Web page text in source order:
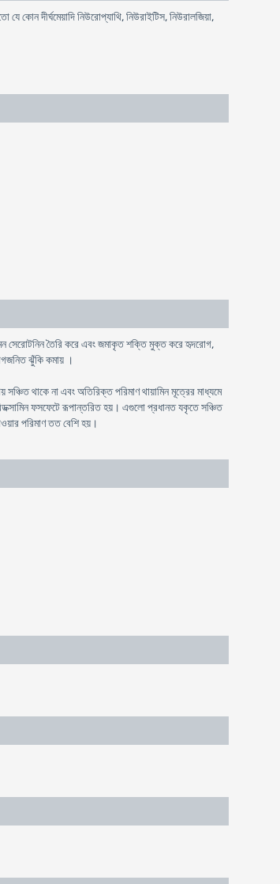
যে কোন দীর্ঘমেয়াদি নিউরোপ্যাথি, নিউরাইটিস, নিউরালজিয়া,
সেরোটনিন তৈরি করে এবং জমাকৃত শক্তি মুক্ত করে হৃদরোগ,
ঝুঁকি কমায় ।
থাকে না এবং অতিরিক্ত পরিমাণ থায়ামিন মূত্রের মাধ্যমে
ফসফেটে রূপান্তরিত হয়। এগুলো প্রধানত যকৃতে সঞ্চিত
পরিমাণ তত বেশি হয়।